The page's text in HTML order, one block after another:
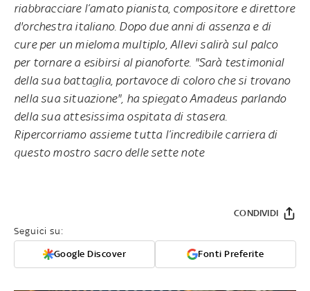
riabbracciare l’amato pianista, compositore e direttore
d'orchestra italiano. Dopo due anni di assenza e di
cure per un mieloma multiplo, Allevi salirà sul palco
per tornare a esibirsi al pianoforte. "Sarà testimonial
della sua battaglia, portavoce di coloro che si trovano
nella sua situazione", ha spiegato Amadeus parlando
della sua attesissima ospitata di stasera.
Ripercorriamo assieme tutta l’incredibile carriera di
questo mostro sacro delle sette note
Seguici su:
Google Discover Fonti Preferite
CONDIVIDI